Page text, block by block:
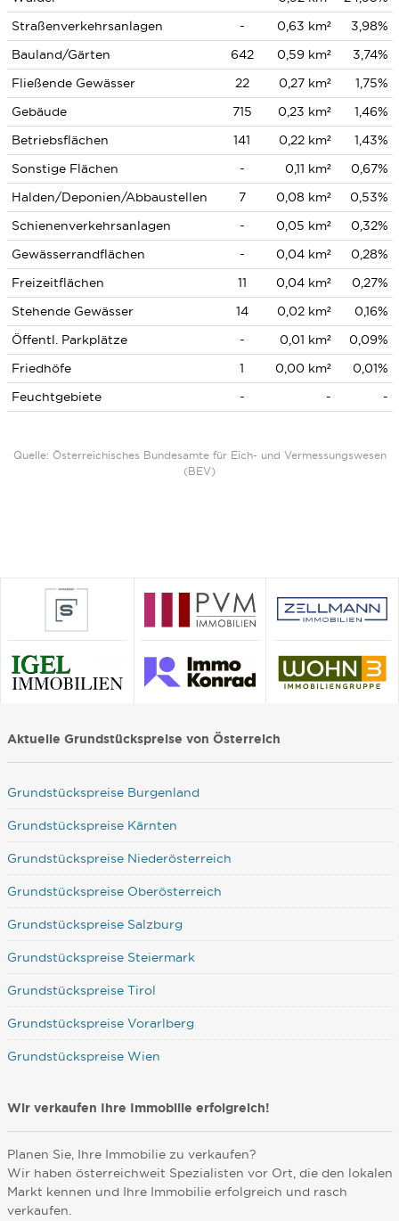
Straßenverkehrsanlagen
- 0,63 km²
3,98%
Bauland/Gärten
642 0,59 km²
3,74%
Fließende Gewässer
22 0,27 km²
1,75%
Gebäude
715 0,23 km²
1,46%
Betriebsflächen
141 0,22 km²
1,43%
Sonstige Flächen
- 0,11 km²
0,67%
Halden/Deponien/Abbaustellen
7 0,08 km²
0,53%
Schienenverkehrsanlagen
- 0,05 km²
0,32%
Gewässerrandflächen
- 0,04 km²
0,28%
Freizeitflächen
11 0,04 km²
0,27%
Stehende Gewässer
14 0,02 km²
0,16%
Öffentl. Parkplätze
- 0,01 km²
0,09%
Friedhöfe
1 0,00 km²
0,01%
Feuchtgebiete
- - -
Quelle: Österreichisches Bundesamte für Eich- und Vermessungswesen
(BEV)
Aktuelle Grundstückspreise von Österreich
Grundstückspreise Burgenland
Grundstückspreise Kärnten
Grundstückspreise Niederösterreich
Grundstückspreise Oberösterreich
Grundstückspreise Salzburg
Grundstückspreise Steiermark
Grundstückspreise Tirol
Grundstückspreise Vorarlberg
Grundstückspreise Wien
Wir verkaufen Ihre Immobilie erfolgreich!
Planen Sie, Ihre Immobilie zu verkaufen?
Wir haben österreichweit Spezialisten vor Ort, die den lokalen
Markt kennen und Ihre Immobilie erfolgreich und rasch
verkaufen.